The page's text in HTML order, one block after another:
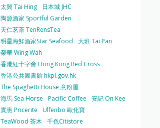
太興 Tai Hing
日本城 JHC
陶源酒家 Sportful Garden
天仁茗茶 TenRensTea
明星海鮮酒家Star Seafood
大班 Tai Pan
榮華 Wing Wah
香港紅十字會 Hong Kong Red Cross
香港公共圖書館 hkpl.gov.hk
The Spaghetti House 意粉屋
海馬 Sea Horse
Pacific Coffee
安記 On Kee
實惠 Pricerite
Ulfenbo 歐化寶
TeaWood 茶木 千色Citistore